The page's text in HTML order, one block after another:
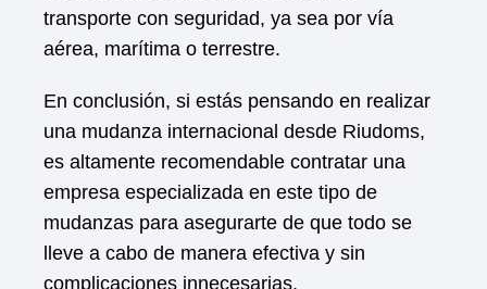
transporte con seguridad, ya sea por vía
aérea, marítima o terrestre.
En conclusión, si estás pensando en realizar
una mudanza internacional desde Riudoms,
es altamente recomendable contratar una
empresa especializada en este tipo de
mudanzas para asegurarte de que todo se
lleve a cabo de manera efectiva y sin
complicaciones innecesarias.